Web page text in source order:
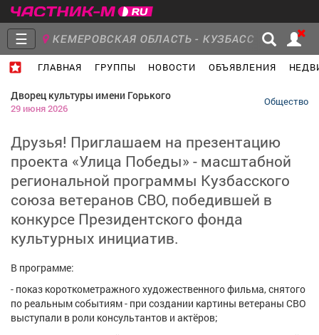
☰ КЕМЕРОВСКАЯ ОБЛАСТЬ - КУЗБАСС
ГЛАВНАЯ ГРУППЫ НОВОСТИ ОБЪЯВЛЕНИЯ
Объявления Недвижимость Услуги
Работа Транспорт
Обучение
Дворец культуры имени Горького
29 июня 2026
Общество
Друзья! Приглашаем на презентацию
проекта «Улица Победы» - масштабной
региональной программы Кузбасского
союза ветеранов СВО, победившей в
конкурсе Президентского фонда
культурных инициатив.
В программе:
- показ короткометражного художественного фильма, снятого
по реальным событиям - при создании картины ветераны СВО
выступали в роли консультантов и актёров;